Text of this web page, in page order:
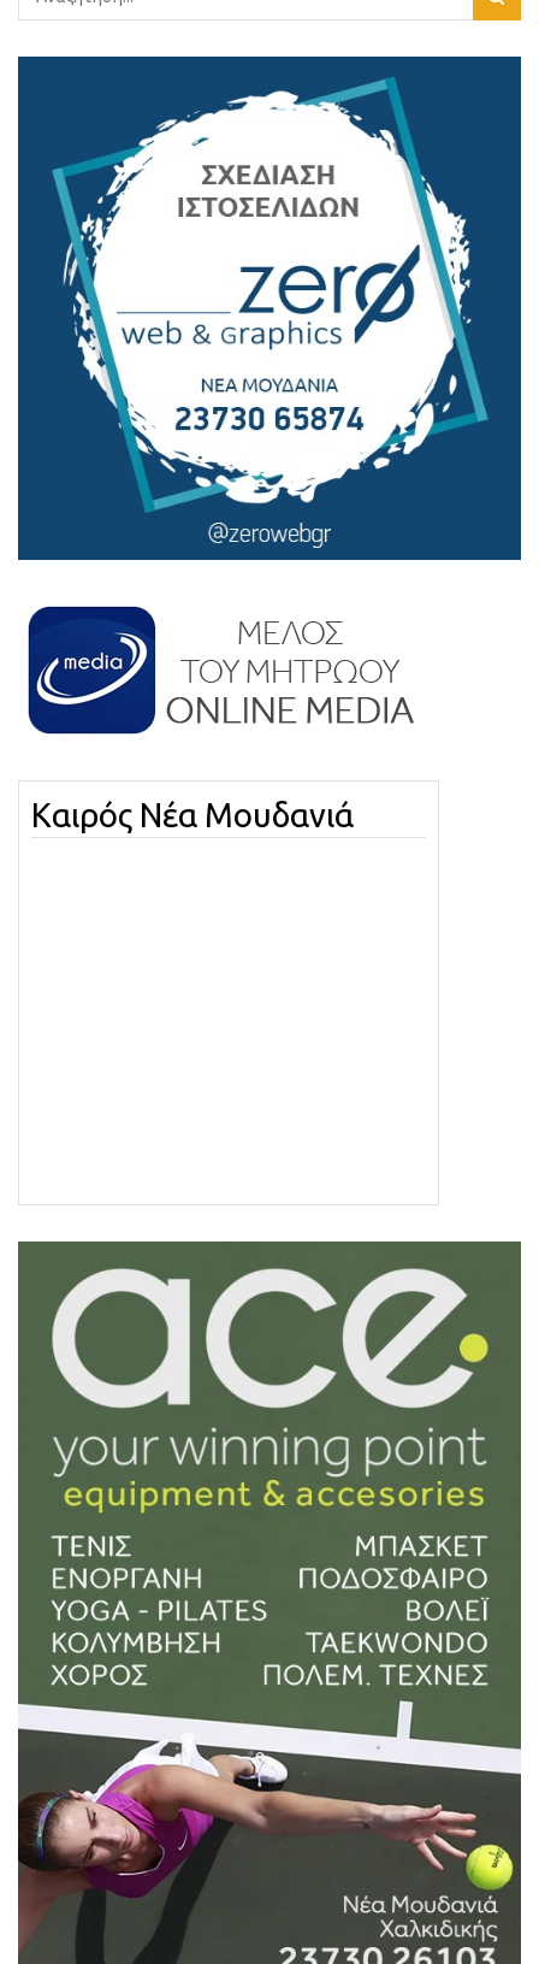
Καιρός Νέα Μουδανιά